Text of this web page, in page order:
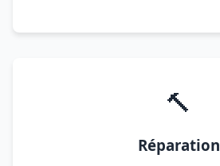
🔨
Réparation